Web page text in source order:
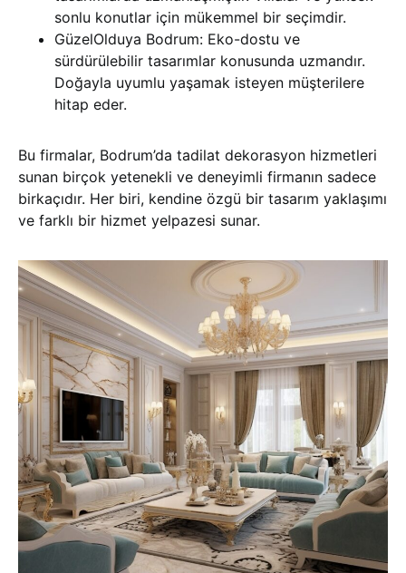
sonlu konutlar için mükemmel bir seçimdir.
GüzelOlduya Bodrum: Eko-dostu ve
sürdürülebilir tasarımlar konusunda uzmandır.
Doğayla uyumlu yaşamak isteyen müşterilere
hitap eder.
Bu firmalar, Bodrum’da tadilat dekorasyon hizmetleri
sunan birçok yetenekli ve deneyimli firmanın sadece
birkaçıdır. Her biri, kendine özgü bir tasarım yaklaşımı
ve farklı bir hizmet yelpazesi sunar.